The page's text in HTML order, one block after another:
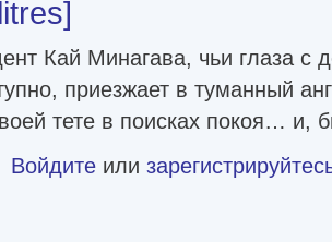
Кай Минагава, чьи глаза с
приезжает в туманный
тете в поисках покоя… и,
[litres]
Войдите или